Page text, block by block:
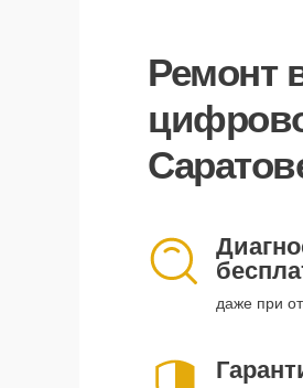
Ремонт
даже при